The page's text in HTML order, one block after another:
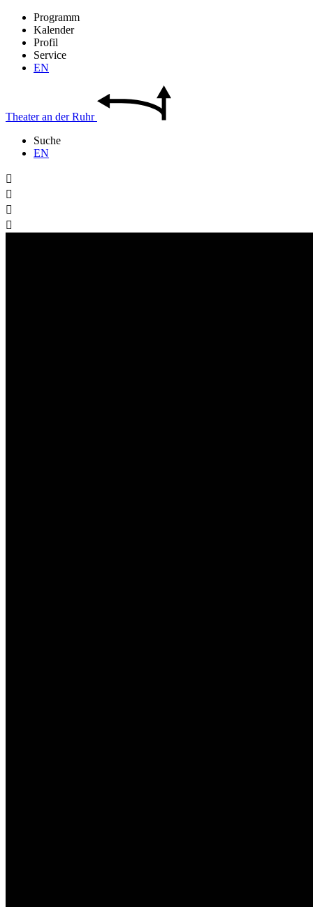
Programm
Kalender
Profil
Service
EN
Theateran derRuhr
Suche
EN



